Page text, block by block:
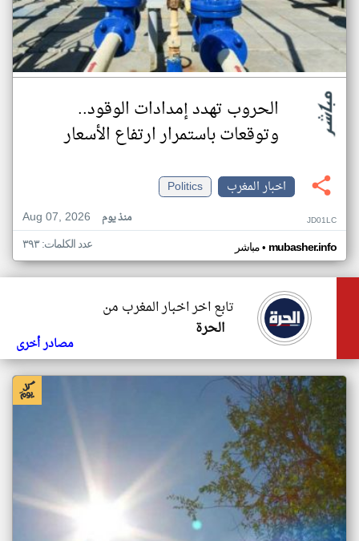
الحروب تهدد إمدادات الوقود..
وتوقعات باستمرار ارتفاع الأسعار
اخبار المغرب
Politics
Aug 07, 2026
منذ يوم JD01LC
مباشر• mubasher.info عدد الكلمات: ٣٩٣
تابع اخر اخبار المغرب من
الحرة
مصادر أخرى